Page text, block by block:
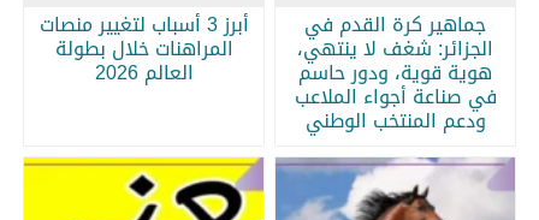
جماهير كرة القدم في
الجزائر: شغف لا ينتهي،
هوية قوية، ودور حاسم
في صناعة أجواء الملاعب
ودعم المنتخب الوطني
أبرز 3 أسباب لتغيير منصات
المراهنات خلال بطولة
العالم 2026